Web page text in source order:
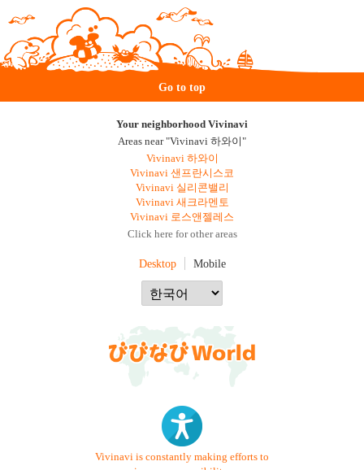
Go to top
Your neighborhood Vivinavi
Areas near "Vivinavi 하와이"
Vivinavi 하와이
Vivinavi 샌프란시스코
Vivinavi 실리콘밸리
Vivinavi 새크라멘토
Vivinavi 로스앤젤레스
Click here for other areas
Desktop Mobile
Vivinavi is constantly making efforts to